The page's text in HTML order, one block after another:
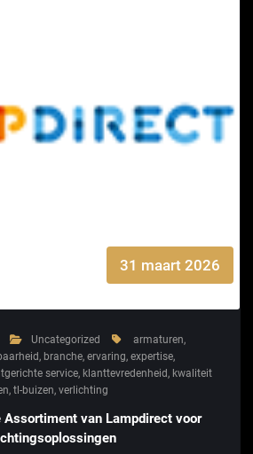
31 maart 2026
Uncategorized armaturen,
, branche, ervaring, expertise,
service, klanttevredenheid, kwaliteit
, tl-buizen, verlichting
Assortiment van Lampdirect voor